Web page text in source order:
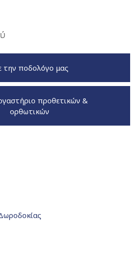
την ποδολόγο μας
προθετικών &
ορθωτικών